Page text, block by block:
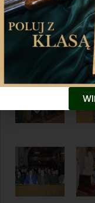
ZOBACZ RELACJĘ
Tekst i zdjęcia: